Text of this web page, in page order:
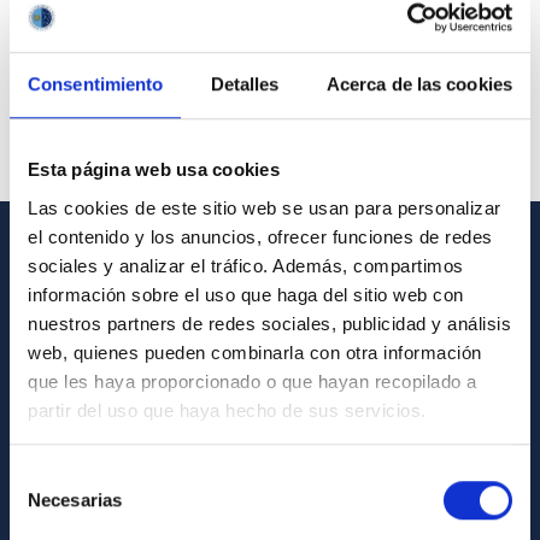
Consentimiento Detalles Acerca de las cookies
Esta página web usa cookies
Las cookies de este sitio web se usan para personalizar
el contenido y los anuncios, ofrecer funciones de redes
sociales y analizar el tráfico. Además, compartimos
información sobre el uso que haga del sitio web con
nuestros partners de redes sociales, publicidad y análisis
web, quienes pueden combinarla con otra información
que les haya proporcionado o que hayan recopilado a
partir del uso que haya hecho de sus servicios.
Necesarias
GENERAL INFORMATION
Contact
How to get to the IAC
List of personnel
Library
General register